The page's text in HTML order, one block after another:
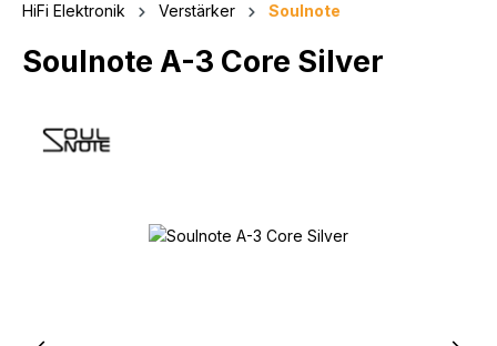
HiFi Elektronik Verstärker Soulnote
Soulnote A-3 Core Silver
Bildergalerie überspringen